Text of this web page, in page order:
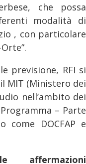
che possa
modalità di
, con particolare
previsione, RFI si
MIT (Ministero dei
nell’ambito dei
– Parte
come DOCFAP e
affermazioni